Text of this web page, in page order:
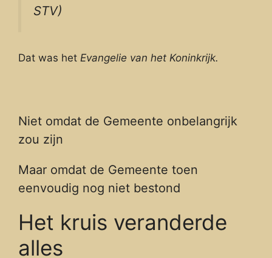
STV)
Dat was het Evangelie van het Koninkrijk.
Niet omdat de Gemeente onbelangrijk
zou zijn
Maar omdat de Gemeente toen
eenvoudig nog niet bestond
Het kruis veranderde
alles